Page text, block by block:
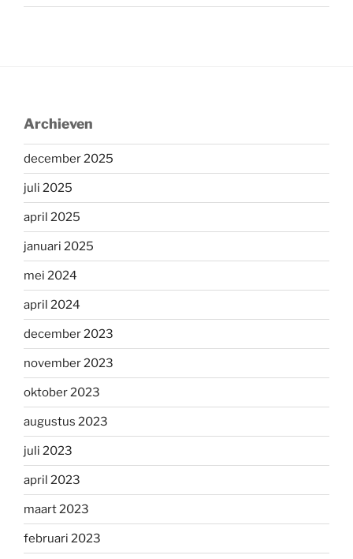
Archieven
december 2025
juli 2025
april 2025
januari 2025
mei 2024
april 2024
december 2023
november 2023
oktober 2023
augustus 2023
juli 2023
april 2023
maart 2023
februari 2023